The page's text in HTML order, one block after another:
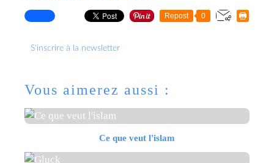
Repost 0
S'inscrire à la newsletter
Vous aimerez aussi :
Ce que veut l'islam